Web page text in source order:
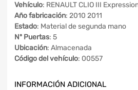
Vehículo: RENAULT CLIO III
Año fabricación: 2010 2011
Estado: Material de segunda mano
Nº Puertas: 5
Ubicación: Almacenada
Código del vehículo: 00557
INFORMACIÓN ADICIONAL